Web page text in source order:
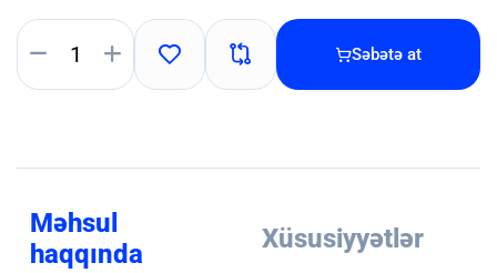
Səbətə at
Məhsul
haqqında
Xüsusiyyətlər